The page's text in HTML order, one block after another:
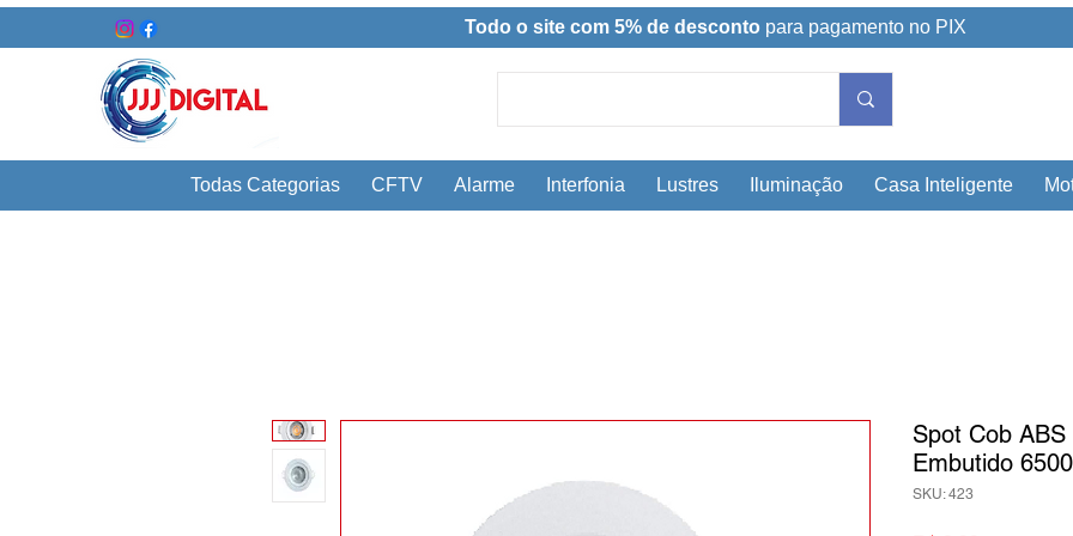
Todo o site com 5% de desconto para pagamento no PIX
Todas Categorias CFTV Alarme Interfonia Lustres Iluminação Casa Inteligente
Spot Cob
Embutido
SKU: 423